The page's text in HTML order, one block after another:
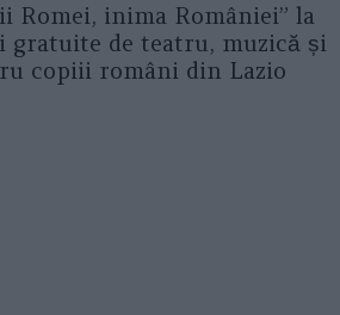
Romei, inima României” la
gratuite de teatru, muzică și
copiii români din Lazio